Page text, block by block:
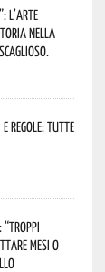
l’arte
nella
e regole: tutte
mesi o